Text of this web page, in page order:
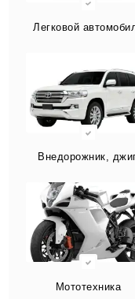
Легковой
Внедорожник,
Мототехника